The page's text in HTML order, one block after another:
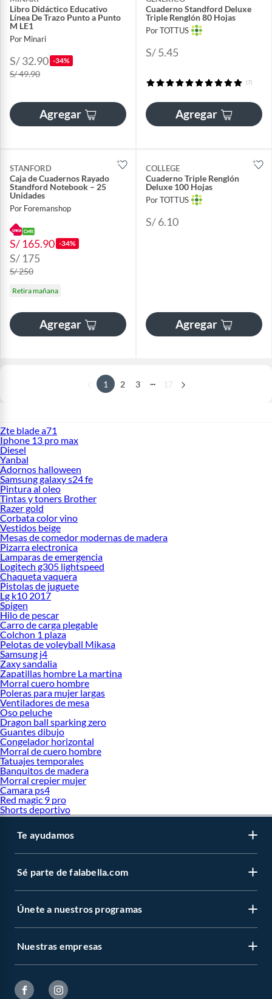
Libro Didáctico Educativo
Línea De Trazo Punto a Punto
M LE1
Por Minari
S/ 32.90 -34%
S/ 49.90
Agregar
Cuaderno Standford Deluxe
Triple Renglón 80 Hojas
Por TOTTUS
S/ 5.45
(7)
Agregar
STANFORD
Caja de Cuadernos Rayado
Standford Notebook – 25
Unidades
Por Foremanshop
S/ 165.90 -34%
S/ 175
S/ 250
Retira mañana
Agregar
COLLEGE
Cuaderno Triple Renglón
Deluxe 100 Hojas
Por TOTTUS
S/ 6.10
Agregar
1 2 3 ... 17
Zte blade a71
Iphone 13 pro max
Diesel
Yanbal
Adornos halloween
Samsung galaxy s24 fe
Pintura al oleo
Tintas y toners Brother
Razer gold
Corbata color vino
Vestidos beige
Mesas de comedor modernas de madera
Pizarra electronica
Lamparas de emergencia
Logitech g305 lightspeed
Chaqueta vaquera
Pistolas de juguete
Lg k10 2017
Spigen
Hilo de pescar
Carro de carga plegable
Colchon 1 plaza
Pelotas de voleyball Mikasa
Samsung j4
Zaxy sandalia
Zapatillas hombre La martina
Morral cuero hombre
Poleras para mujer largas
Ventiladores de mesa
Oso peluche
Dragon ball sparking zero
Guantes dibujo
Congelador horizontal
Morral de cuero hombre
Tatuajes temporales
Banquitos de madera
Morral crepier mujer
Camara ps4
Red magic 9 pro
Shorts deportivo
Te ayudamos
Sé parte de falabella.com
Únete a nuestros programas
Nuestras empresas